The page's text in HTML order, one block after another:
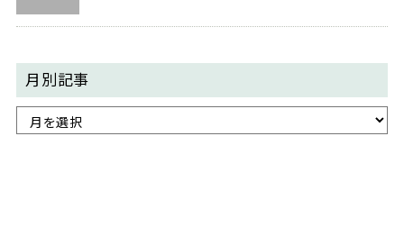
月別記事